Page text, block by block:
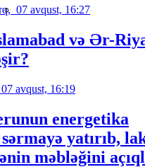
07 avqust, 16:27
və Ər-
07 avqust, 16:19
energetika
yatırıb,
məbləğini